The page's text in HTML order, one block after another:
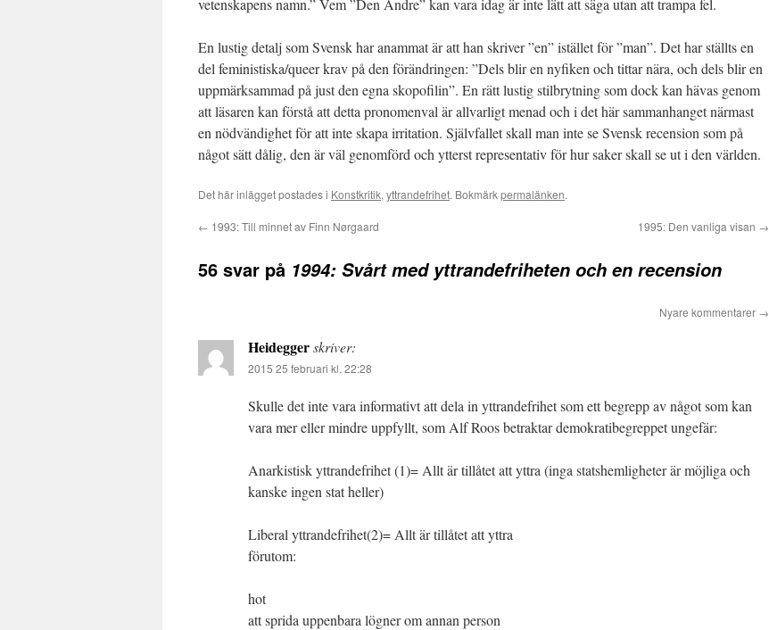
vetenskapens namn.” Vem ”Den Andre” kan vara idag är inte lätt att säga utan att trampa fel.
En lustig detalj som Svensk har anammat är att han skriver ”en” istället för ”man”. Det har ställts en
del feministiska/queer krav på den förändringen: ”Dels blir en nyfiken och tittar nära, och dels blir en
uppmärksammad på just den egna skopofilin”. En rätt lustig stilbrytning som dock kan hävas genom
att läsaren kan förstå att detta pronomenval är allvarligt menad och i det här sammanhanget närmast
en nödvändighet för att inte skapa irritation. Självfallet skall man inte se Svensk recension som på
något sätt dålig, den är väl genomförd och ytterst representativ för hur saker skall se ut i den världen.
Det här inlägget postades i Konstkritik, yttrandefrihet. Bokmärkpermalänken.
← 1993: Till minnet av Finn Nørgaard 1995: Den vanliga visan →
56 svar på 1994: Svårt med yttrandefriheten och en recension
Nyare kommentarer →
Heideggerskriver:
2015 25 februari kl. 22:28
Skulle det inte vara informativt att dela in yttrandefrihet som ett begrepp av något som kan
vara mer eller mindre uppfyllt, som Alf Roos betraktar demokratibegreppet ungefär:
Anarkistisk yttrandefrihet (1)= Allt är tillåtet att yttra (inga statshemligheter är möjliga och
kanske ingen stat heller)
Liberal yttrandefrihet(2)= Allt är tillåtet att yttra
förutom:
hot
att sprida uppenbara lögner om annan person